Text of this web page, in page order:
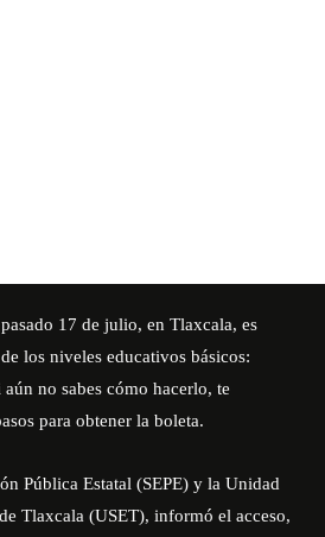
17 de julio, en Tlaxcala, es
los niveles educativos básicos:
no sabes cómo hacerlo, te
para obtener la boleta.
Pública Estatal (SEPE) y la Unidad
Tlaxcala (USET), informó el acceso,